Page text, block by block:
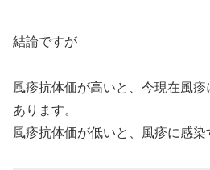
結論ですが
風疹抗体価が高いと、今現在風
あります。
風疹抗体価が低いと、風疹に感染